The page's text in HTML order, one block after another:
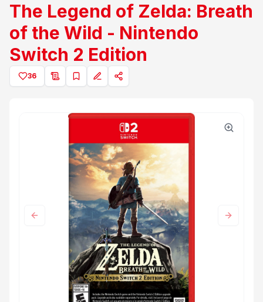
The Legend of Zelda: Breath
of the Wild - Nintendo
Switch 2 Edition
36
Anterior Próximo